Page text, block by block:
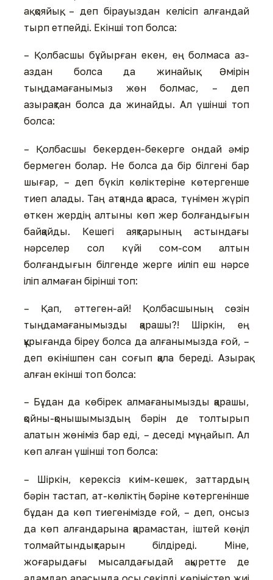
ақ қояйық, – деп бірауыздан келісіп алғандай
тырп етпейді. Екінші топ болса:
– Қолбасшы бұйырған екен, ең болмаса аз-
аздан болса да жинайық. Әмірін
тыңдамағанымыз жөн болмас, – деп
азырақтан болса да жинайды. Ал үшінші топ
болса:
– Қолбасшы бекерден-бекерге ондай әмір
бермеген болар. Не болса да бір білгені бар
шығар, – деп бүкіл көліктеріне көтергенше
тиеп алады. Таң атқанда қараса, түнімен жүріп
өткен жердің алтыны көп жер болғандығын
байқайды. Кешегі аяқтарының астындағы
нәрселер сол күйі сом-сом алтын
болғандығын білгенде жерге иіліп еш нәрсе
іліп алмаған бірінші топ:
– Қап, әттеген-ай! Қолбасшының сөзін
тыңдамағанымызды қарашы?! Шіркін, ең
құрығанда біреу болса да алғанымызда ғой, –
деп өкінішпен сан соғып қала береді. Азырақ
алған екінші топ болса:
– Бұдан да көбірек алмағанымызды қарашы,
қойны-қонышымыздың бәрін де толтырып
алатын жөніміз бар еді, – деседі мұңайып. Ал
көп алған үшінші топ болса:
– Шіркін, керексіз киім-кешек, заттардың
бәрін тастап, ат-көліктің бәріне көтергенінше
бұдан да көп тиегенімізде ғой, – деп, онсыз
да көп алғандарына қарамастан, іштей көңіл
толмайтындықтарын білдіреді. Міне,
жоғарыдағы мысалдағыдай ақыретте де